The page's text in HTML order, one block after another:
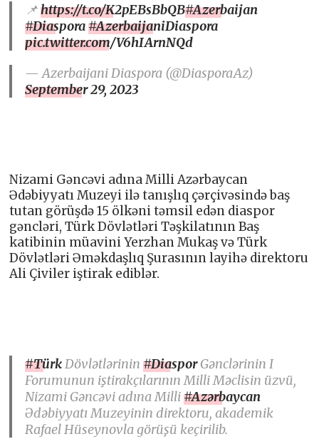
📌https://t.co/K2pEBsBbQB#Azerbaijan
#Diaspora#AzerbaijaniDiaspora
pic.twitter.com/V6hIArnNQd
— Azerbaijani Diaspora (@DiasporaAz)
September 29, 2023
Nizami Gəncəvi adına Milli Azərbaycan
Ədəbiyyatı Muzeyi ilə tanışlıq çərçivəsində baş
tutan görüşdə 15 ölkəni təmsil edən diaspor
gəncləri, Türk Dövlətləri Təşkilatının Baş
katibinin müavini Yerzhan Mukaş və Türk
Dövlətləri Əməkdaşlıq Şurasının layihə direktoru
Ali Çiviler iştirak ediblər.
#TürkDövlətlərinin#DiasporGənclərinin I
Forumunun iştirakçılarının Milli Məclisin üzvü,
Nizami Gəncəvi adına Milli#Azərbaycan
Ədəbiyyatı Muzeyinin direktoru, akademik
Rafael Hüseynovla görüşü keçirilib.